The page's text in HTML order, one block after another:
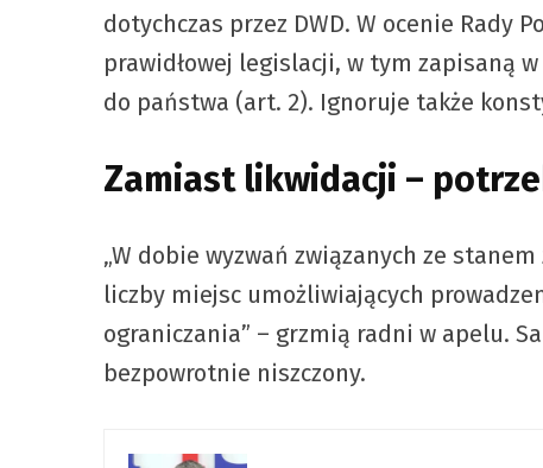
dotychczas przez DWD. W ocenie Rady
prawidłowej legislacji, w tym zapisaną
do państwa (art. 2). Ignoruje także
Zamiast likwidacji –
„W dobie wyzwań związanych ze
liczby miejsc umożliwiających
ograniczania” – grzmią radni w apelu.
bezpowrotnie niszczony.